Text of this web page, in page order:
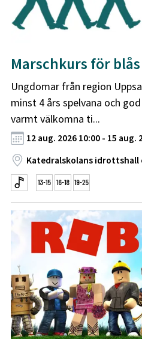
Marschkurs för
Ungdomar från region
minst 4 års spelvana och
varmt välkomna ti...
12 aug. 2026 10:00 - 15 aug.
Katedralskolans idrottshall